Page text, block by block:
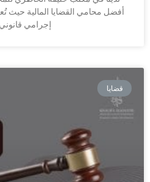
أفضل محامي القضايا المالية حيث
إجرامي
قضايا